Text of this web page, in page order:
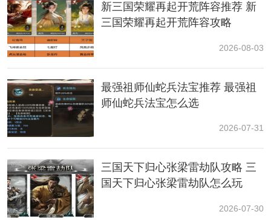
装备培养
1、玩家在获得装备之后，可以去鉴定，之后会出现随机
的不同品种属性。
2、玩家可以通过强化、升星、萃取来提升装备的属性，
强化会有概率失败，失败也不会掉级。
新三国荣耀再起开荒阵容推荐 新
三国荣耀再起开荒阵容攻略
2026-08-03
最强祖师仙蛇兵法宝推荐 最强祖
师仙蛇兵法宝怎么选
2026-07-31
三国天下归心张梁雷劫队攻略 三
国天下归心张梁雷劫队怎么玩
2026-07-30